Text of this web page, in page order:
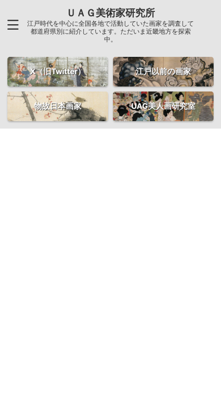
ＵＡＧ美術家研究所
江戸時代を中心に全国各地で活動していた画家を調査して
都道府県別に紹介しています。ただいま近畿地方を探索
中。
X（旧Twitter） 江戸以前の画家
物故日本画家 UAG美人画研究室